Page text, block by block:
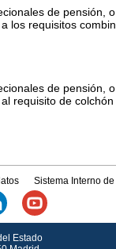
de pensión,
los requisitos
de pensión,
requisito de
Sistema Interno
Estado